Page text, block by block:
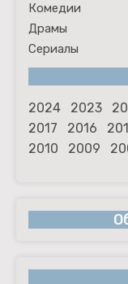
Комедии
Драмы
Сериалы
2024 2023
2017
2016
2010
2009